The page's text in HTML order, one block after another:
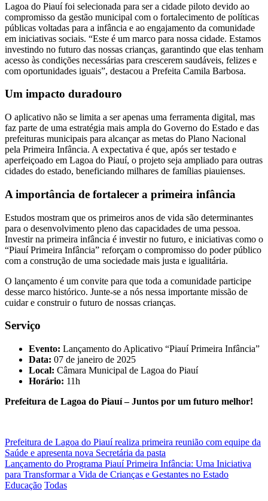
Lagoa do Piauí foi selecionada para ser a cidade piloto devido ao
compromisso da gestão municipal com o fortalecimento de políticas
públicas voltadas para a infância e ao engajamento da comunidade
em iniciativas sociais. “Este é um marco para nossa cidade. Estamos
investindo no futuro das nossas crianças, garantindo que elas tenham
acesso às condições necessárias para crescerem saudáveis, felizes e
com oportunidades iguais”, destacou a Prefeita Camila Barbosa.
Um impacto duradouro
O aplicativo não se limita a ser apenas uma ferramenta digital, mas
faz parte de uma estratégia mais ampla do Governo do Estado e das
prefeituras municipais para alcançar as metas do Plano Nacional
pela Primeira Infância. A expectativa é que, após ser testado e
aperfeiçoado em Lagoa do Piauí, o projeto seja ampliado para outras
cidades do estado, beneficiando milhares de famílias piauienses.
A importância de fortalecer a primeira infância
Estudos mostram que os primeiros anos de vida são determinantes
para o desenvolvimento pleno das capacidades de uma pessoa.
Investir na primeira infância é investir no futuro, e iniciativas como o
“Piauí Primeira Infância” reforçam o compromisso do poder público
com a construção de uma sociedade mais justa e igualitária.
O lançamento é um convite para que toda a comunidade participe
desse marco histórico. Junte-se a nós nessa importante missão de
cuidar e construir o futuro de nossas crianças.
Serviço
Evento: Lançamento do Aplicativo “Piauí Primeira Infância”
Data: 07 de janeiro de 2025
Local: Câmara Municipal de Lagoa do Piauí
Horário: 11h
Prefeitura de Lagoa do Piauí – Juntos por um futuro melhor!
Navegação
de
Post
Prefeitura de Lagoa do Piauí realiza primeira reunião com equipe da
Saúde e apresenta nova Secretária da pasta
Lançamento do Programa Piauí Primeira Infância: Uma Iniciativa
para Transformar a Vida de Crianças e Gestantes no Estado
Educação Todas